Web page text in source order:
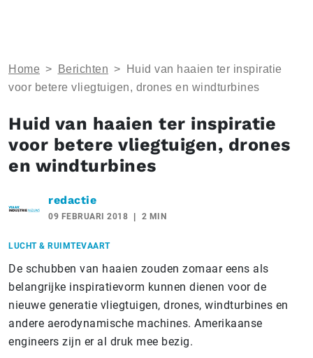
Home > Berichten >
Huid van haaien ter inspiratie
voor betere vliegtuigen, drones en windturbines
Huid van haaien ter inspiratie
voor betere vliegtuigen, drones
en windturbines
redactie
09 FEBRUARI 2018 2 MIN
LUCHT & RUIMTEVAART
De schubben van haaien zouden zomaar eens als
belangrijke inspiratievorm kunnen dienen voor de
nieuwe generatie vliegtuigen, drones, windturbines en
andere aerodynamische machines. Amerikaanse
engineers zijn er al druk mee bezig.